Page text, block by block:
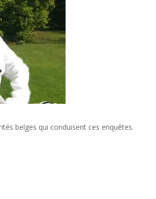
belges qui conduisent ces enquêtes.